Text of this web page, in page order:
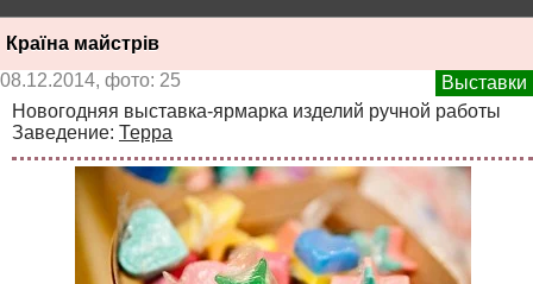
Країна майстрів
Выставки
08.12.2014, фото: 25
Новогодняя выставка-ярмарка изделий ручной работы
Заведение: Терра